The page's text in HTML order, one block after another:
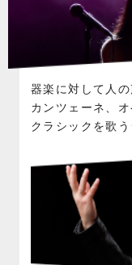
器楽に対して人
カンツェーネ、
クラシックを歌